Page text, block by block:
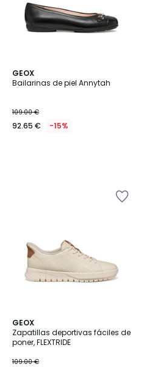
GEOX
Bailarinas de piel Annytah
109.00 €
92.65 € -15%
GEOX
Zapatillas deportivas fáciles de
poner, FLEXTRIDE
109.00 €